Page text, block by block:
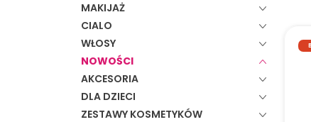
MAKIJAŻ
CIALO
WŁOSY
NOWOŚCI
AKCESORIA
DLA DZIECI
ZESTAWY KOSMETYKÓW